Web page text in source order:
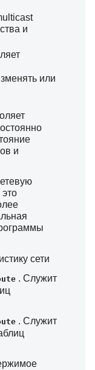
и
или
и
это
сети
. Служит
. Служит